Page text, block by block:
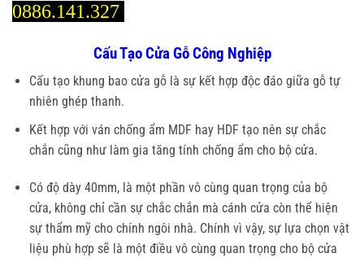
0886.141.327
Cấu Tạo Cửa Gỗ Công Nghiệp
Cấu tạo khung bao cửa gỗ là sự kết hợp độc đáo giữa gỗ tự
nhiên ghép thanh.
Kết hợp với ván chống ẩm MDF hay HDF tạo nên sự chắc
chắn cũng như làm gia tăng tính chống ẩm cho bộ cửa.
Có độ dày 40mm, là một phần vô cùng quan trọng của bộ
cửa, không chỉ cần sự chắc chắn mà cánh cửa còn thể hiện
sự thẩm mỹ cho chính ngôi nhà. Chính vì vậy, sự lựa chọn vật
liệu phù hợp sẽ là một điều vô cùng quan trọng cho bộ cửa